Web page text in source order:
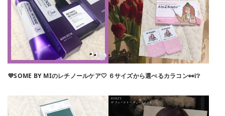
💜SOME BY MIのレチノールケア🤍 ６サイズから選べるカラコン👀❕❔